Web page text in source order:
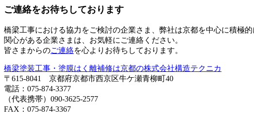
ご連絡をお待ちしております
橋梁工事における協力をご検討の企業さま、弊社は京都を中心に積極的
関心がある企業さまは、お気軽にご連絡ください。
皆さまからのご連絡を心よりお待ちしております。
橋梁塗装工事・塗膜はく離補修は京都の株式会社構造テクニカ
〒615-8041 京都府京都市西京区牛ケ瀬青柳町40
電話：075-874-3377
（代表携帯）090-3625-2577
FAX：075-874-3367